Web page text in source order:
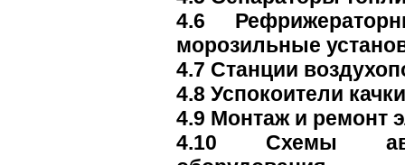
4.6
морозильные
4.7 Станции
4.8 Успокоители
4.9 Монтаж и ремонт
4.10 Схемы